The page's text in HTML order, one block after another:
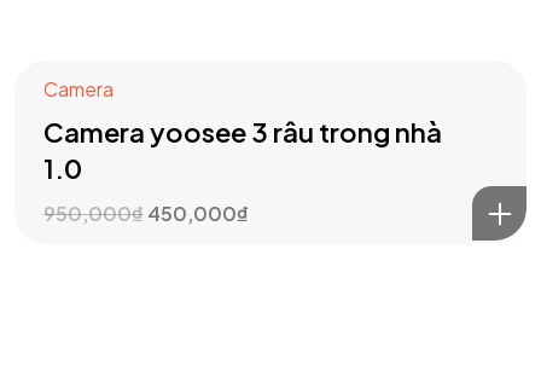
Camera
Camera yoosee 3 râu trong nhà
1.0
950,000₫450,000₫